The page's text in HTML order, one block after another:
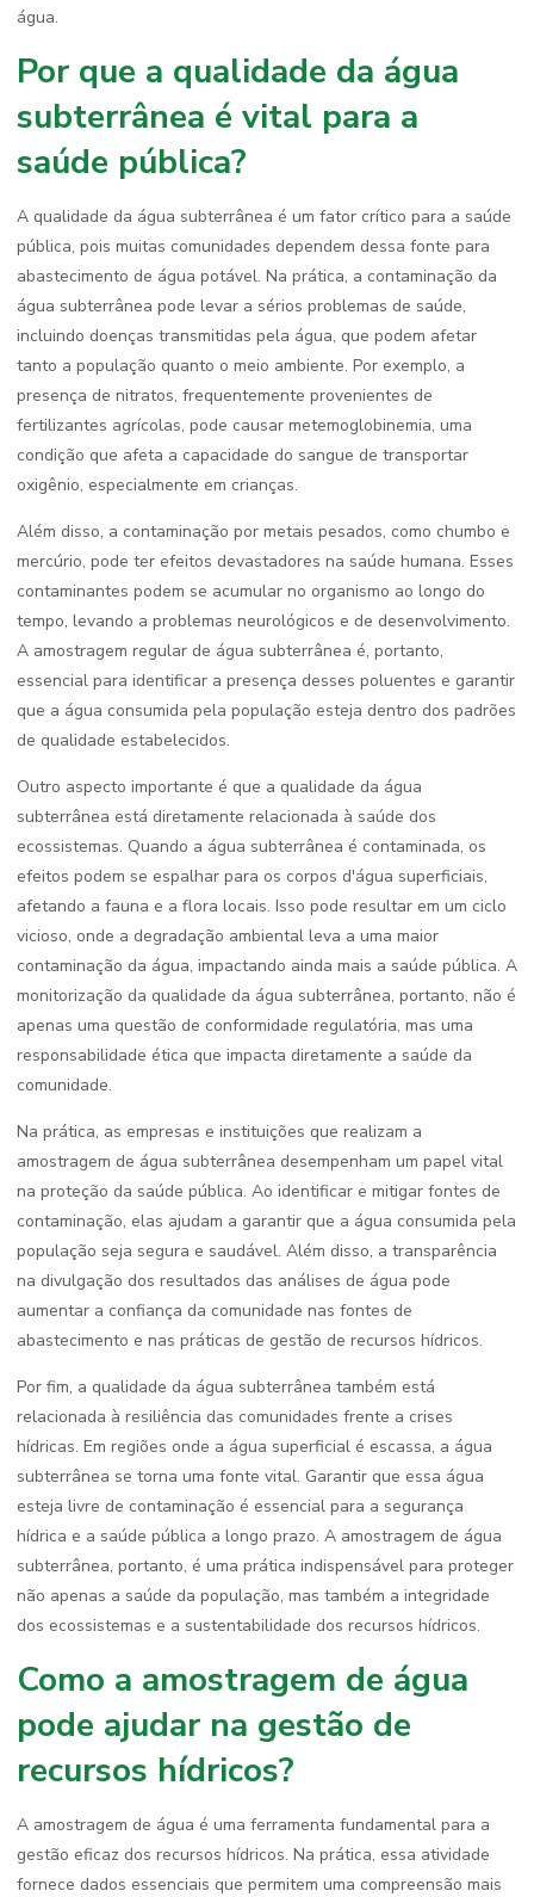
água.
Por que a qualidade da água
subterrânea é vital para a
saúde pública?
A qualidade da água subterrânea é um fator crítico para a saúde
pública, pois muitas comunidades dependem dessa fonte para
abastecimento de água potável. Na prática, a contaminação da
água subterrânea pode levar a sérios problemas de saúde,
incluindo doenças transmitidas pela água, que podem afetar
tanto a população quanto o meio ambiente. Por exemplo, a
presença de nitratos, frequentemente provenientes de
fertilizantes agrícolas, pode causar metemoglobinemia, uma
condição que afeta a capacidade do sangue de transportar
oxigênio, especialmente em crianças.
Além disso, a contaminação por metais pesados, como chumbo e
mercúrio, pode ter efeitos devastadores na saúde humana. Esses
contaminantes podem se acumular no organismo ao longo do
tempo, levando a problemas neurológicos e de desenvolvimento.
A amostragem regular de água subterrânea é, portanto,
essencial para identificar a presença desses poluentes e garantir
que a água consumida pela população esteja dentro dos padrões
de qualidade estabelecidos.
Outro aspecto importante é que a qualidade da água
subterrânea está diretamente relacionada à saúde dos
ecossistemas. Quando a água subterrânea é contaminada, os
efeitos podem se espalhar para os corpos d'água superficiais,
afetando a fauna e a flora locais. Isso pode resultar em um ciclo
vicioso, onde a degradação ambiental leva a uma maior
contaminação da água, impactando ainda mais a saúde pública. A
monitorização da qualidade da água subterrânea, portanto, não é
apenas uma questão de conformidade regulatória, mas uma
responsabilidade ética que impacta diretamente a saúde da
comunidade.
Na prática, as empresas e instituições que realizam a
amostragem de água subterrânea desempenham um papel vital
na proteção da saúde pública. Ao identificar e mitigar fontes de
contaminação, elas ajudam a garantir que a água consumida pela
população seja segura e saudável. Além disso, a transparência
na divulgação dos resultados das análises de água pode
aumentar a confiança da comunidade nas fontes de
abastecimento e nas práticas de gestão de recursos hídricos.
Por fim, a qualidade da água subterrânea também está
relacionada à resiliência das comunidades frente a crises
hídricas. Em regiões onde a água superficial é escassa, a água
subterrânea se torna uma fonte vital. Garantir que essa água
esteja livre de contaminação é essencial para a segurança
hídrica e a saúde pública a longo prazo. A amostragem de água
subterrânea, portanto, é uma prática indispensável para proteger
não apenas a saúde da população, mas também a integridade
dos ecossistemas e a sustentabilidade dos recursos hídricos.
Como a amostragem de água
pode ajudar na gestão de
recursos hídricos?
A amostragem de água é uma ferramenta fundamental para a
gestão eficaz dos recursos hídricos. Na prática, essa atividade
fornece dados essenciais que permitem uma compreensão mais